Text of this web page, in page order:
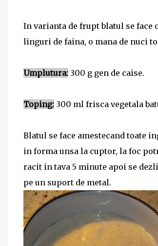
In varianta de frupt blatul se face
linguri de faina, o mana de nuci
Umplutura: 300 g gen de caise.
Toping: 300 ml frisca vegetala
Blatul se face amestecand toate
in forma unsa la cuptor, la foc
racit in tava 5 minute apoi se
pe un suport de metal.